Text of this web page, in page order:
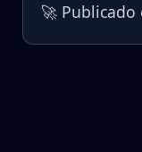
🚀 Publicado